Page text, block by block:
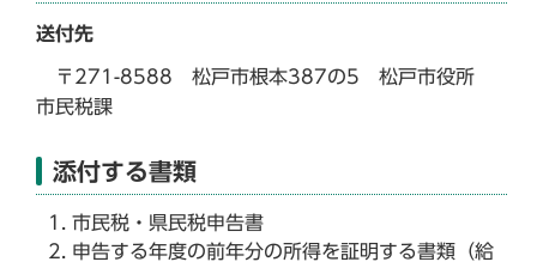
送付先
〒271-8588 松戸市根本387の5 松戸市役所
市民税課
添付する書類
市民税・県民税申告書
申告する年度の前年分の所得を証明する書類（給